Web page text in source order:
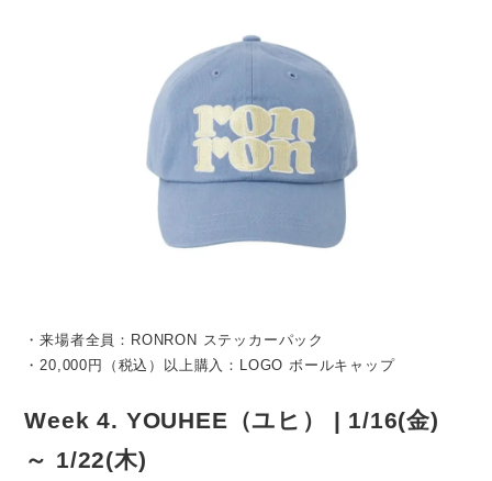
・来場者全員：RONRON ステッカーパック
・20,000円（税込）以上購入：LOGO ボールキャップ
Week 4. YOUHEE（ユヒ） | 1/16(金)
～ 1/22(木)